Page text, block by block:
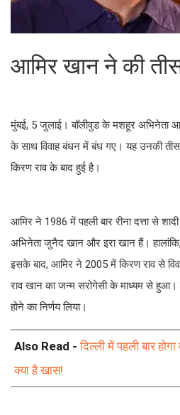
आमिर खान ने की
मुंबई, 5 जुलाई। बॉलीवुड के मशहूर अभिनेता
के साथ विवाह बंधन में बंध गए। यह उनकी
किरण राव के बाद हुई है।
आमिर ने 1986 में पहली बार रीना दत्ता से
अभिनेता जुनैद खान और इरा खान हैं।
इसके बाद, आमिर ने 2005 में किरण राव से
राव खान का जन्म सरोगेसी के माध्यम से
होने का निर्णय लिया।
Also Read -दिल्ली में पहली बार
क्या है खास!